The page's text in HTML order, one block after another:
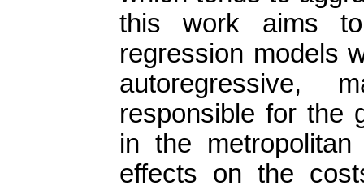
this work aims
regression models
autoregressive,
responsible for the
in the
effects on the